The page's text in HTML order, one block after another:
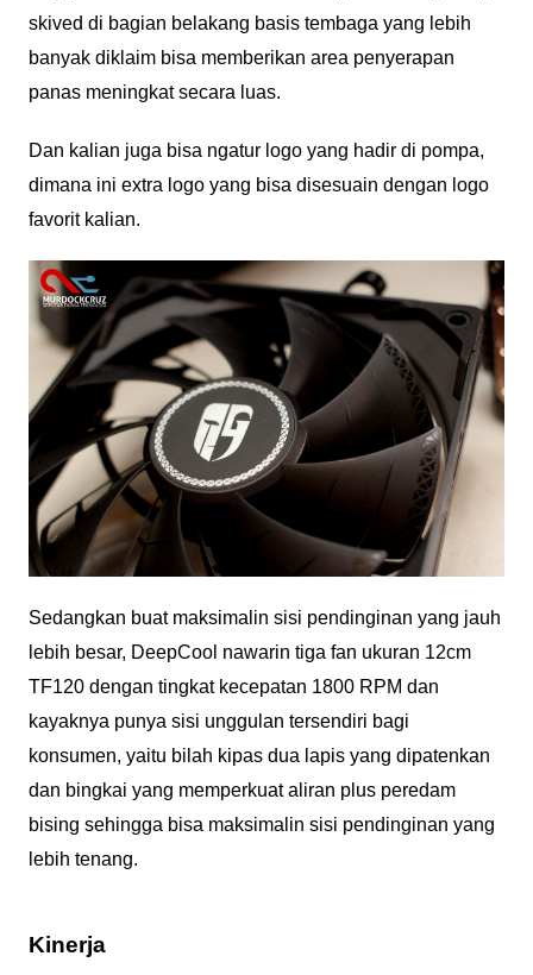
skived di bagian belakang basis tembaga yang lebih
banyak diklaim bisa memberikan area penyerapan
panas meningkat secara luas.
Dan kalian juga bisa ngatur logo yang hadir di pompa,
dimana ini extra logo yang bisa disesuain dengan logo
favorit kalian.
Sedangkan buat maksimalin sisi pendinginan yang jauh
lebih besar, DeepCool nawarin tiga fan ukuran 12cm
TF120 dengan tingkat kecepatan 1800 RPM dan
kayaknya punya sisi unggulan tersendiri bagi
konsumen, yaitu bilah kipas dua lapis yang dipatenkan
dan bingkai yang memperkuat aliran plus peredam
bising sehingga bisa maksimalin sisi pendinginan yang
lebih tenang.
Kinerja